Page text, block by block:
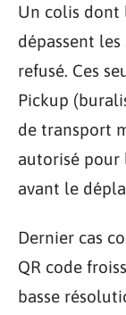
Un colis dont
dépassent
refusé. Ces
Pickup
de transport
autorisé pour
avant le
Dernier cas
QR code
basse